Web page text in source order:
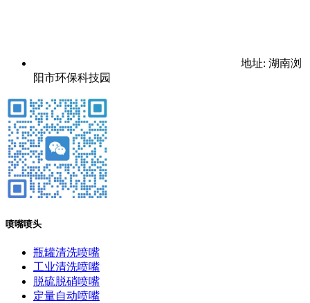
地址: 湖南浏
阳市环保科技园
喷嘴喷头
瓶罐清洗喷嘴
工业清洗喷嘴
脱硫脱硝喷嘴
定量自动喷嘴